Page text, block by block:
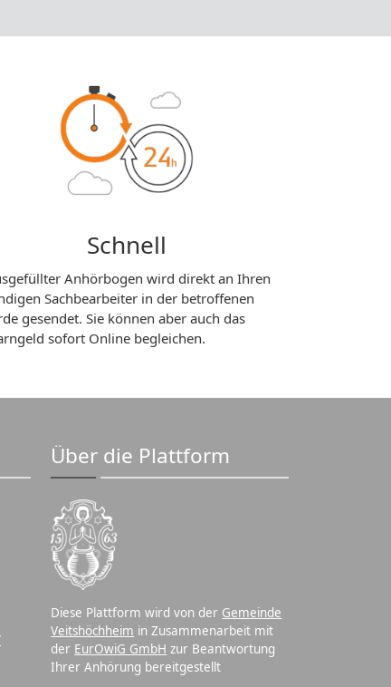
Schnell
Anhörbogen wird direkt an Ihren
Sachbearbeiter in der betroffenen
gesendet. Sie können aber auch das
sofort Online begleichen.
Über die Plattform
Diese Plattform wird von der Gemeinde
Veitshöchheim in Zusammenarbeit mit
der EurOwiG GmbH zur Beantwortung
Ihrer Anhörung bereitgestellt